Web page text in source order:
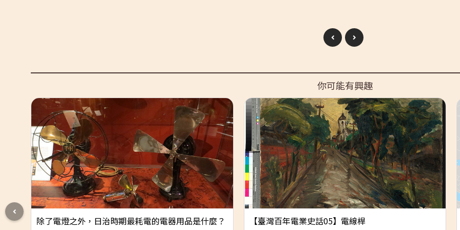
你可能有興趣
水 除了電燈之外，日治時期最耗電的電器用品是什麼？ 【臺灣百年電業史話05】電線桿